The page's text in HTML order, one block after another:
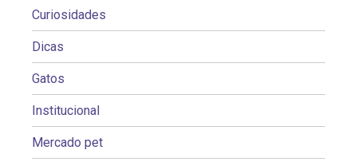
Curiosidades
Dicas
Gatos
Institucional
Mercado pet